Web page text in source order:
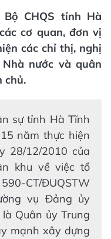
CHQS tỉnh Hà
cơ quan, đơn vị
các chỉ thị, nghị
nước và quân
chủ.
sự tỉnh Hà Tĩnh
năm thực hiện
28/12/2010 của
khu về việc tổ
CT/ĐUQSTW
vụ Đảng ủy
Quân ủy Trung
mạnh xây dựng